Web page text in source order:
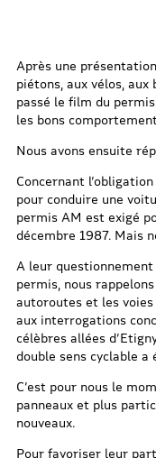
Après une
piétons, aux vélos, aux
passé le film du
les bons
Nous avons ensuite
Concernant
pour conduire une
permis AM est exigé
décembre 1987. Mais
A leur
permis, nous
autoroutes et les
aux interrogations
célèbres allées
double sens cyclable a
C’est pour nous le
panneaux et plus
nouveaux.
Pour favoriser leur